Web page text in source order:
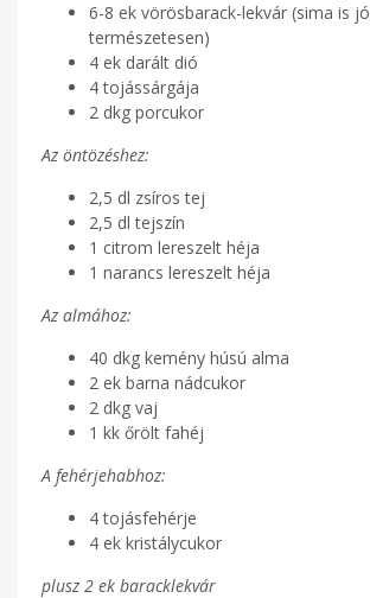
6-8 ek vörösbarack-lekvár (sima is jó
természetesen)
4 ek darált dió
4 tojássárgája
2 dkg porcukor
Az öntözéshez:
2,5 dl zsíros tej
2,5 dl tejszín
1 citrom lereszelt héja
1 narancs lereszelt héja
Az almához:
40 dkg kemény húsú alma
2 ek barna nádcukor
2 dkg vaj
1 kk őrölt fahéj
A fehérjehabhoz:
4 tojásfehérje
4 ek kristálycukor
plusz 2 ek baracklekvár